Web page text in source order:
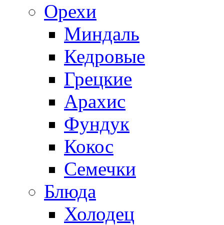
Орехи
Миндаль
Кедровые
Грецкие
Арахис
Фундук
Кокос
Семечки
Блюда
Холодец